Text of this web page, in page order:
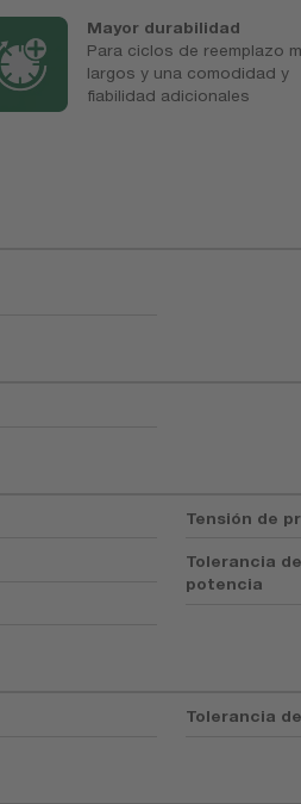
Mayor durabilidad
Para ciclos de reemplazo
largos y una comodidad y
fiabilidad adicionales
Tensión de
Tolerancia
potencia
Tolerancia